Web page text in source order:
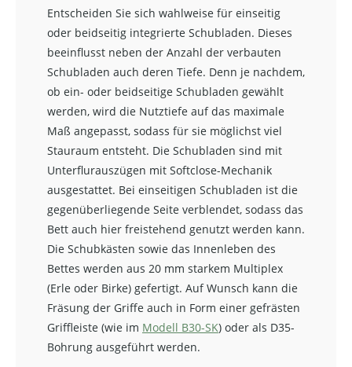
Entscheiden Sie sich wahlweise für einseitig
oder beidseitig integrierte Schubladen. Dieses
beeinflusst neben der Anzahl der verbauten
Schubladen auch deren Tiefe. Denn je nachdem,
ob ein- oder beidseitige Schubladen gewählt
werden, wird die Nutztiefe auf das maximale
Maß angepasst, sodass für sie möglichst viel
Stauraum entsteht. Die Schubladen sind mit
Unterflurauszügen mit Softclose-Mechanik
ausgestattet. Bei einseitigen Schubladen ist die
gegenüberliegende Seite verblendet, sodass das
Bett auch hier freistehend genutzt werden kann.
Die Schubkästen sowie das Innenleben des
Bettes werden aus 20 mm starkem Multiplex
(Erle oder Birke) gefertigt. Auf Wunsch kann die
Fräsung der Griffe auch in Form einer gefrästen
Griffleiste (wie im Modell B30-SK) oder als D35-
Bohrung ausgeführt werden.